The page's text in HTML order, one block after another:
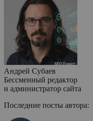
Андрей Субаев
Бессменный редактор
и администратор сайта
Последние посты автора: